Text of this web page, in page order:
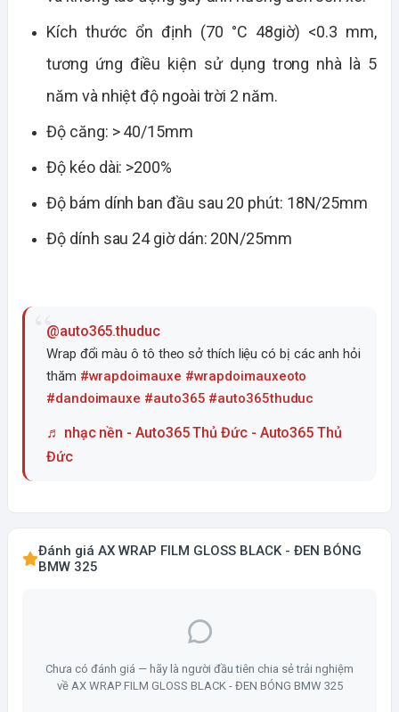
Kích thước ổn định (70 °C 48giờ) <0.3 mm,
tương ứng điều kiện sử dụng trong nhà là 5
năm và nhiệt độ ngoài trời 2 năm.
Độ căng: > 40/15mm
Độ kéo dài: >200%
Độ bám dính ban đầu sau 20 phút: 18N/25mm
Độ dính sau 24 giờ dán: 20N/25mm
@auto365.thuduc
Wrap đổi màu ô tô theo sở thích liệu có bị các anh hỏi
thăm #wrapdoimauxe #wrapdoimauxeoto
#dandoimauxe #auto365 #auto365thuduc
♬ nhạc nền - Auto365 Thủ Đức - Auto365 Thủ
Đức
Đánh giá AX WRAP FILM GLOSS BLACK - ĐEN BÓNG
BMW 325
Chưa có đánh giá — hãy là người đầu tiên chia sẻ trải nghiệm
về AX WRAP FILM GLOSS BLACK - ĐEN BÓNG BMW 325